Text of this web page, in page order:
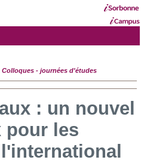
Colloques - journées d'études
: un nouvel
pour les